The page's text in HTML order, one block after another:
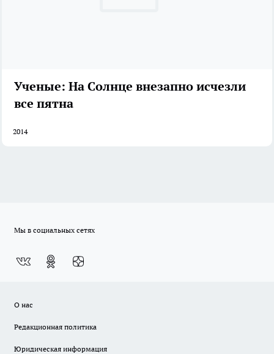
Ученые: На Солнце внезапно исчезли
все пятна
2014
Мы в социальных сетях
О нас
Редакционная политика
Юридическая информация